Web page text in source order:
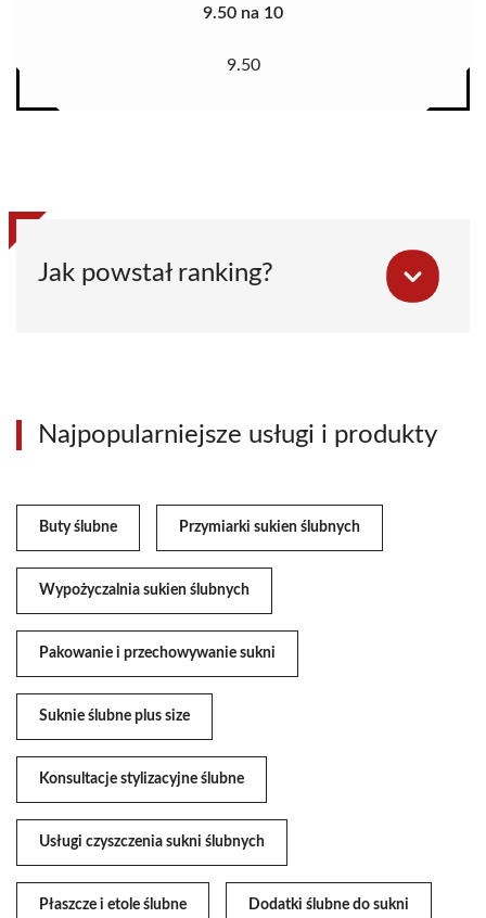
9.50 na 10
9.50
Jak powstał ranking?
Najpopularniejsze usługi i produkty
Buty ślubne Przymiarki sukien ślubnych
Wypożyczalnia sukien ślubnych
Pakowanie i przechowywanie sukni
Suknie ślubne plus size
Konsultacje stylizacyjne ślubne
Usługi czyszczenia sukni ślubnych
Płaszcze i etole ślubne Dodatki ślubne do sukni